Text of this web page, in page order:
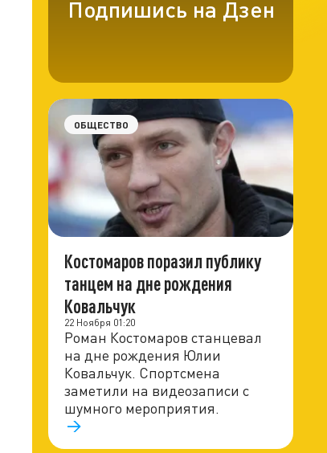
Подпишись на Дзен
ОБЩЕСТВО
Костомаров поразил публику
танцем на дне рождения
Ковальчук
22 Ноября 01:20
Роман Костомаров станцевал
на дне рождения Юлии
Ковальчук. Спортсмена
заметили на видеозаписи с
шумного мероприятия.